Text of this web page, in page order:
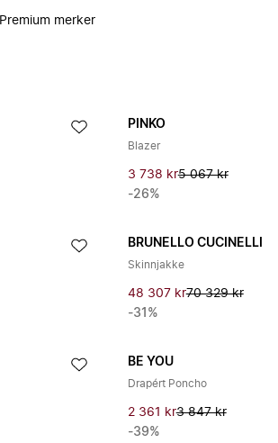
Premium merker
PINKO
Blazer
3 738 kr5 067 kr
-26%
BRUNELLO CUCINELLI
Skinnjakke
48 307 kr70 329 kr
-31%
BE YOU
Drapért Poncho
2 361 kr3 847 kr
-39%